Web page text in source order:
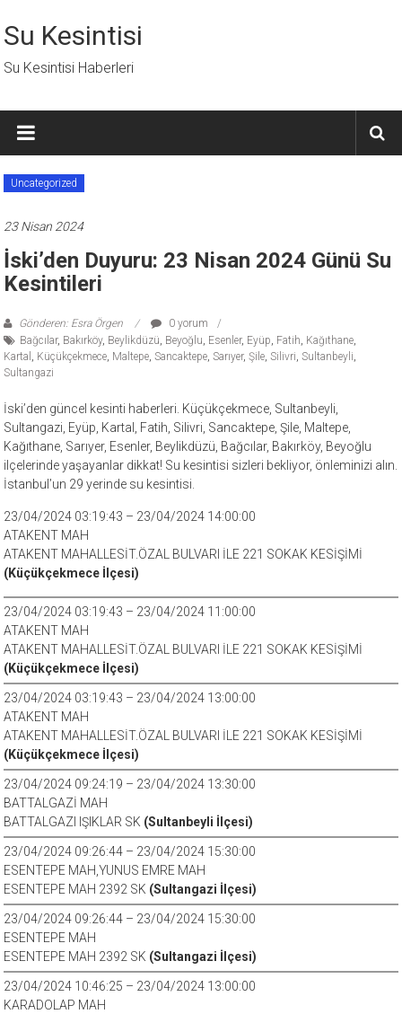
geç
Su Kesintisi
Su Kesintisi Haberleri
Uncategorized
23 Nisan 2024
İski’den Duyuru: 23 Nisan 2024 Günü Su
Kesintileri
Gönderen: Esra Örgen
0 yorum
Bağcılar, Bakırköy, Beylikdüzü, Beyoğlu, Esenler, Eyüp, Fatih, Kağıthane,
Kartal , Küçükçekmece, Maltepe,Sancaktepe,Sarıyer,Şile,Silivri,Sultanbeyli,
Sultangazi
İski’den güncel kesinti haberleri. Küçükçekmece, Sultanbeyli,
Sultangazi, Eyüp, Kartal, Fatih, Silivri, Sancaktepe, Şile, Maltepe,
Kağıthane, Sarıyer, Esenler, Beylikdüzü, Bağcılar, Bakırköy, Beyoğlu
ilçelerinde yaşayanlar dikkat! Su kesintisi sizleri bekliyor, önleminizi alın.
İstanbul’un 29 yerinde su kesintisi.
23/04/2024 03:19:43 – 23/04/2024 14:00:00
ATAKENT MAH
ATAKENT MAHALLESİT.ÖZAL BULVARI İLE 221 SOKAK KESİŞİMİ
(Küçükçekmece İlçesi)
23/04/2024 03:19:43 – 23/04/2024 11:00:00
ATAKENT MAH
ATAKENT MAHALLESİT.ÖZAL BULVARI İLE 221 SOKAK KESİŞİMİ
(Küçükçekmece İlçesi)
23/04/2024 03:19:43 – 23/04/2024 13:00:00
ATAKENT MAH
ATAKENT MAHALLESİT.ÖZAL BULVARI İLE 221 SOKAK KESİŞİMİ
(Küçükçekmece İlçesi)
23/04/2024 09:24:19 – 23/04/2024 13:30:00
BATTALGAZİ MAH
BATTALGAZI IŞIKLAR SK (Sultanbeyli İlçesi)
23/04/2024 09:26:44 – 23/04/2024 15:30:00
ESENTEPE MAH,YUNUS EMRE MAH
ESENTEPE MAH 2392 SK (Sultangazi İlçesi)
23/04/2024 09:26:44 – 23/04/2024 15:30:00
ESENTEPE MAH
ESENTEPE MAH 2392 SK (Sultangazi İlçesi)
23/04/2024 10:46:25 – 23/04/2024 13:00:00
KARADOLAP MAH